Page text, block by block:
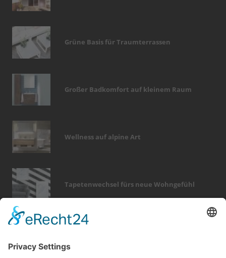
Grüne Basis für Traumterrassen
Großer Badkomfort auf kleinem Raum
Wellness auf alpine Art
Tapetenwechsel fürs neue Wohngefühl